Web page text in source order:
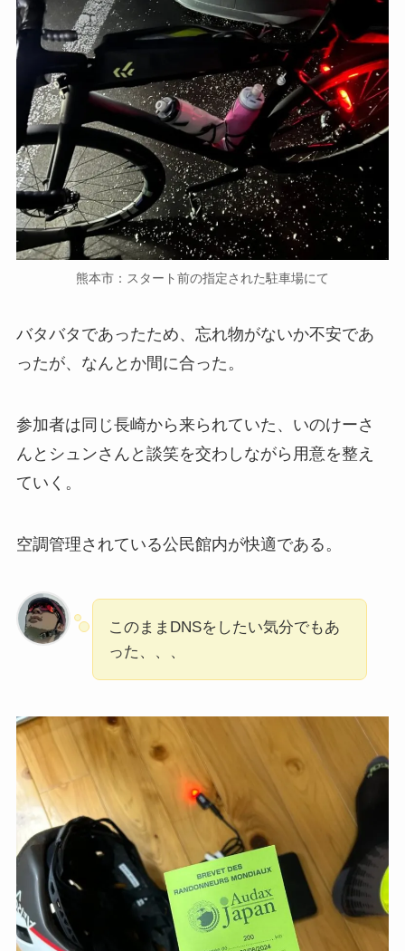
熊本市：スタート前の指定された駐車場にて
バタバタであったため、忘れ物がないか不安であ
ったが、なんとか間に合った。
参加者は同じ長崎から来られていた、いのけーさ
んとシュンさんと談笑を交わしながら用意を整え
ていく。
空調管理されている公民館内が快適である。
このままDNSをしたい気分でもあ
った、、、